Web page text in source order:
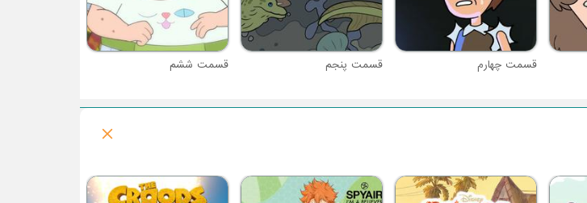
قسمت چهارم قسمت پنجم قسمت ششم